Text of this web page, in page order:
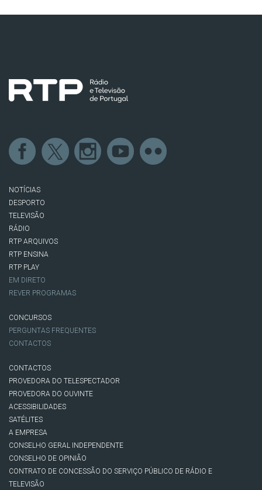
NOTÍCIAS
DESPORTO
TELEVISÃO
RÁDIO
RTP ARQUIVOS
RTP ENSINA
RTP PLAY
EM DIRETO
REVER PROGRAMAS
CONCURSOS
PERGUNTAS FREQUENTES
CONTACTOS
CONTACTOS
PROVEDORA DO TELESPECTADOR
PROVEDORA DO OUVINTE
ACESSIBILIDADES
SATÉLITES
A EMPRESA
CONSELHO GERAL INDEPENDENTE
CONSELHO DE OPINIÃO
CONTRATO DE CONCESSÃO DO SERVIÇO PÚBLICO DE RÁDIO E
TELEVISÃO